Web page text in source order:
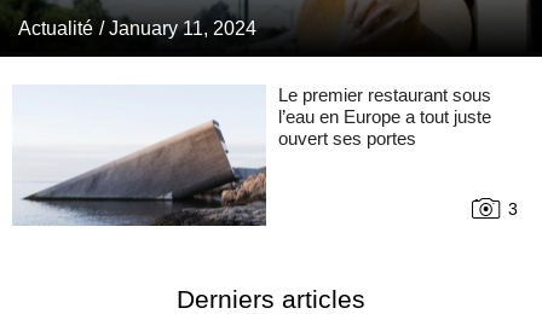
Actualité / January 11, 2024
Le premier restaurant sous
l’eau en Europe a tout juste
ouvert ses portes
3
Derniers articles